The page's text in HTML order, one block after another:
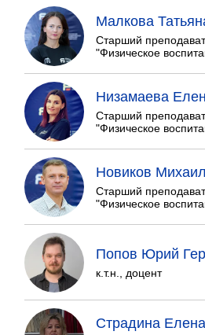
Малкова
Старший
"Физическое
Низамаева
Старший
"Физическое
Новиков
Старший
"Физическое
Попов Юрий
к.т.н., доцент
Страдина